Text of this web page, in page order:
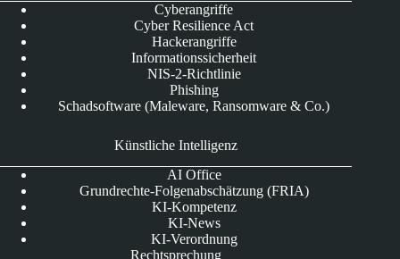
Cyberangriffe
Cyber Resilience Act
Hackerangriffe
Informationssicherheit
NIS-2-Richtlinie
Phishing
Schadsoftware (Maleware, Ransomware & Co.)
Künstliche Intelligenz
AI Office
Grundrechte-Folgenabschätzung (FRIA)
KI-Kompetenz
KI-News
KI-Verordnung
Rechtsprechung